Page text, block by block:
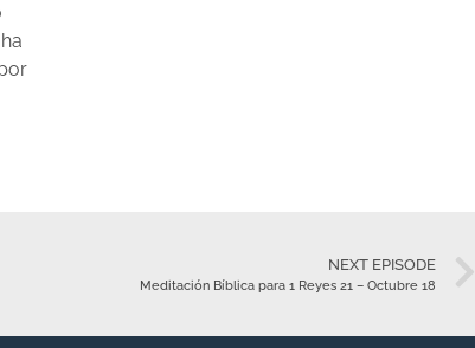
NEXT EPISODE
Meditación Bíblica para 1 Reyes 21 – Octubre 18